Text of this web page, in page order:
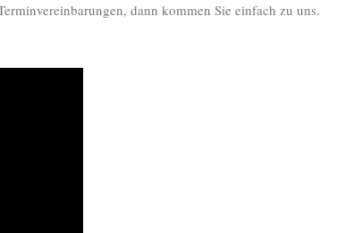
dann kommen Sie einfach zu uns.